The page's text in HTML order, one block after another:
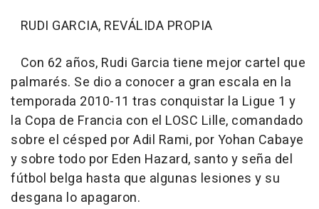
RUDI GARCIA, REVÁLIDA PROPIA
Con 62 años, Rudi Garcia tiene mejor cartel que
palmarés. Se dio a conocer a gran escala en la
temporada 2010-11 tras conquistar la Ligue 1 y
la Copa de Francia con el LOSC Lille, comandado
sobre el césped por Adil Rami, por Yohan Cabaye
y sobre todo por Eden Hazard, santo y seña del
fútbol belga hasta que algunas lesiones y su
desgana lo apagaron.